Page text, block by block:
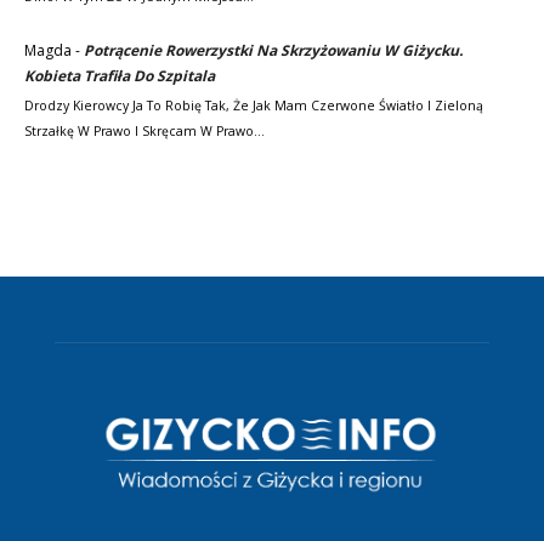
Magda - Potrącenie Rowerzystki Na Skrzyżowaniu W Giżycku.
Kobieta Trafiła Do Szpitala
Drodzy Kierowcy Ja To Robię Tak, Że Jak Mam Czerwone Światło I Zieloną
Strzałkę W Prawo I Skręcam W Prawo…